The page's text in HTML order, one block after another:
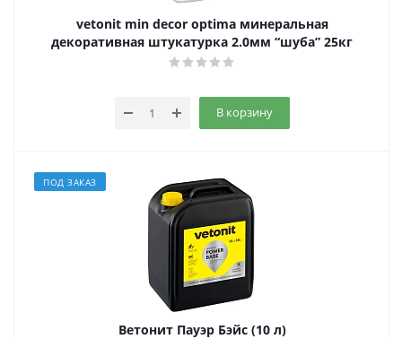
vetonit min decor optima минеральная
декоративная штукатурка 2.0мм “шуба” 25кг
В корзину
ПОД ЗАКАЗ
Ветонит Пауэр Бэйс (10 л)